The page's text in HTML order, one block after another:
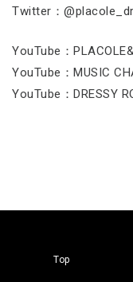
Twitter：
YouTube：
YouTube：MUSIC
YouTube：DRESSY
Top